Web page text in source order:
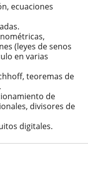
ecuaciones
(leyes de senos
en varias
teoremas de
de
divisores de
digitales.